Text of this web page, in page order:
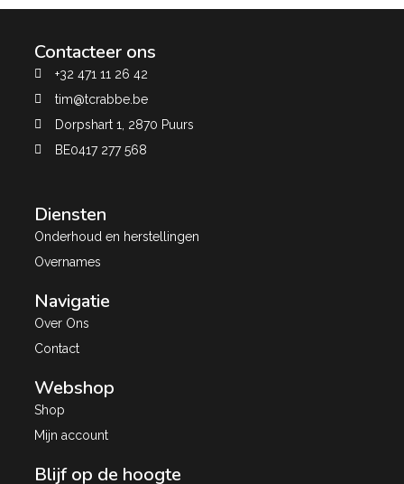
Contacteer ons
+32 471 11 26 42
tim@tcrabbe.be
Dorpshart 1, 2870 Puurs
BE0417 277 568
Diensten
Onderhoud en herstellingen
Overnames
Navigatie
Over Ons
Contact
Webshop
Shop
Mijn account
Blijf op de hoogte